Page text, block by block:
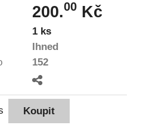
200.00 Kč
1 ks
Ihned
152